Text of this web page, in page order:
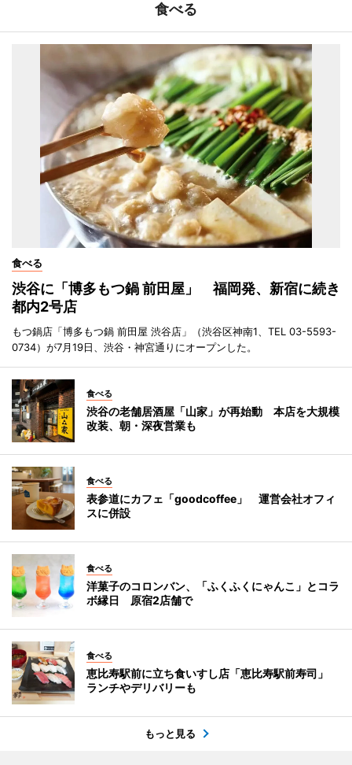
食べる
食べる
渋谷に「博多もつ鍋 前田屋」 福岡発、新宿に続き
都内2号店
もつ鍋店「博多もつ鍋 前田屋 渋谷店」（渋谷区神南1、TEL 03-5593-
0734）が7月19日、渋谷・神宮通りにオープンした。
食べる
渋谷の老舗居酒屋「山家」が再始動 本店を大規模
改装、朝・深夜営業も
食べる
表参道にカフェ「goodcoffee」 運営会社オフィ
スに併設
食べる
洋菓子のコロンバン、「ふくふくにゃんこ」とコラ
ボ縁日 原宿2店舗で
食べる
恵比寿駅前に立ち食いすし店「恵比寿駅前寿司」
ランチやデリバリーも
もっと見る